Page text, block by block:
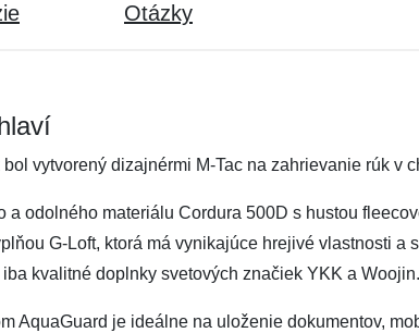
Otázky
vytvorený dizajnérmi M-Tac na zahrievanie rúk v
a odolného materiálu Cordura 500D s hustou
G-Loft, ktorá má vynikajúce hrejivé vlastnosti
kvalitné doplnky svetových značiek YKK a Woojin.
AquaGuard je ideálne na uloženie dokumentov,